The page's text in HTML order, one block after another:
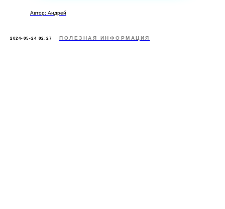
Автор: Андрей
2024-05-24 02:27 ПОЛЕЗНАЯ ИНФОРМАЦИЯ